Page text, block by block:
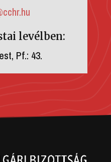
levélben:
Pf.: 43.